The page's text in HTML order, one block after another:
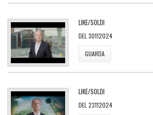
LIKE/SOLDI
DEL 30112024
GUARDA
LIKE/SOLDI
DEL 23112024